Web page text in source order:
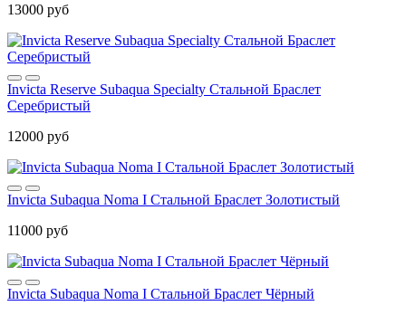
13000 руб
Invicta Reserve Subaqua Specialty Стальной Браслет
Серебристый
12000 руб
Invicta Subaqua Noma I Стальной Браслет Золотистый
11000 руб
Invicta Subaqua Noma I Стальной Браслет Чёрный